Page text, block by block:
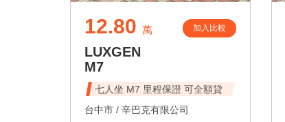
12.80 萬 加入比較
LUXGEN
M7
七人坐 M7 里程保證 可全額貸
台中市 / 辛巴克有限公司